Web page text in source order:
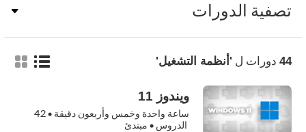
تصفية الدورات
44 دورات ل'أنظمة التشغيل'
ويندوز 11
ساعة واحدة وخمس وأربعون دقيقة •42
الدروس • مبتدئ